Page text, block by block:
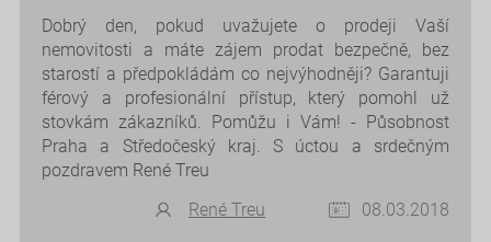
Dobrý den, pokud uvažujete o prodeji Vaší
nemovitosti a máte zájem prodat bezpečně, bez
starostí a předpokládám co nejvýhodněji? Garantuji
férový a profesionální přístup, který pomohl už
stovkám zákazníků. Pomůžu i Vám! - Působnost
Praha a Středočeský kraj. S úctou a srdečným
pozdravem René Treu
René Treu
08.03.2018